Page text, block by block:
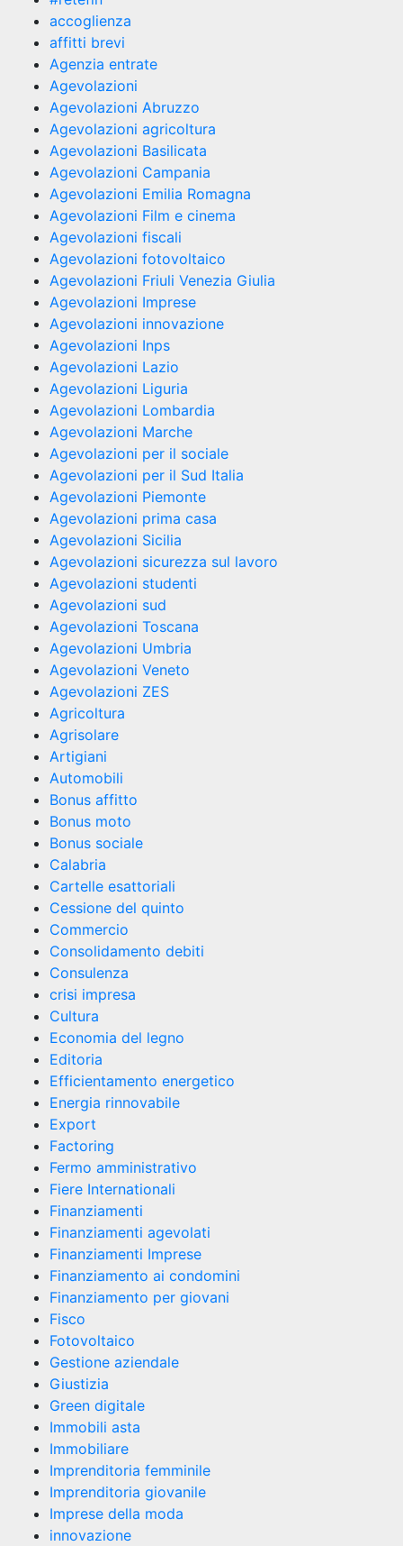
accoglienza
affitti brevi
Agenzia entrate
Agevolazioni
Agevolazioni Abruzzo
Agevolazioni agricoltura
Agevolazioni Basilicata
Agevolazioni Campania
Agevolazioni Emilia Romagna
Agevolazioni Film e cinema
Agevolazioni fiscali
Agevolazioni fotovoltaico
Agevolazioni Friuli Venezia Giulia
Agevolazioni Imprese
Agevolazioni innovazione
Agevolazioni Inps
Agevolazioni Lazio
Agevolazioni Liguria
Agevolazioni Lombardia
Agevolazioni Marche
Agevolazioni per il sociale
Agevolazioni per il Sud Italia
Agevolazioni Piemonte
Agevolazioni prima casa
Agevolazioni Sicilia
Agevolazioni sicurezza sul lavoro
Agevolazioni studenti
Agevolazioni sud
Agevolazioni Toscana
Agevolazioni Umbria
Agevolazioni Veneto
Agevolazioni ZES
Agricoltura
Agrisolare
Artigiani
Automobili
Bonus affitto
Bonus moto
Bonus sociale
Calabria
Cartelle esattoriali
Cessione del quinto
Commercio
Consolidamento debiti
Consulenza
crisi impresa
Cultura
Economia del legno
Editoria
Efficientamento energetico
Energia rinnovabile
Export
Factoring
Fermo amministrativo
Fiere Internationali
Finanziamenti
Finanziamenti agevolati
Finanziamenti Imprese
Finanziamento ai condomini
Finanziamento per giovani
Fisco
Fotovoltaico
Gestione aziendale
Giustizia
Green digitale
Immobili asta
Immobiliare
Imprenditoria femminile
Imprenditoria giovanile
Imprese della moda
innovazione